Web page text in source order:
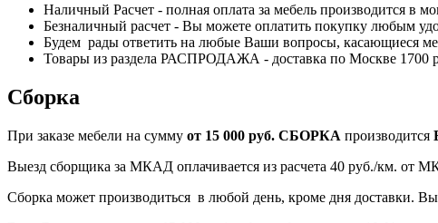
Наличный Расчет - полная оплата за мебель производится в
Безналичный расчет - Вы можете оплатить покупку любым
Будем рады ответить на любые Ваши вопросы, касающиеся
Товары из раздела РАСПРОДАЖА - доставка по Москве 1700
Сборка
При заказе мебели на сумму от 15 000 руб. СБОРКА производится
Выезд сборщика за МКАД оплачивается из расчета 40 руб./км. от
Сборка может производиться в любой день, кроме дня доставки.